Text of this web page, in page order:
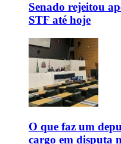
Senado rejeitou
STF até hoje
O que faz um
cargo em disputa